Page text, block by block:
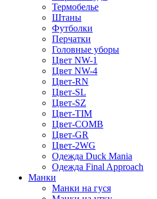
Термобелье
Штаны
Футболки
Перчатки
Головные уборы
Цвет NW-1
Цвет NW-4
Цвет-RN
Цвет-SL
Цвет-SZ
Цвет-TIM
Цвет-COMB
Цвет-GR
Цвет-2WG
Одежда Duck Mania
Одежда Final Approach
Манки
Манки на гуся